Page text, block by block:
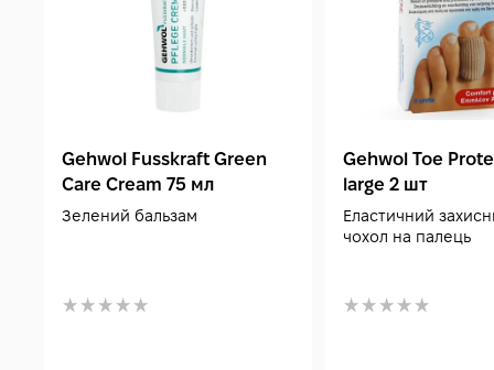
Gehwol Fusskraft Green
Care Cream 75 мл
Зелений бальзам
Gehwol Toe
large 2 шт
Еластичний
чохол на палець